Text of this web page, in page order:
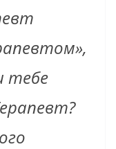
тебе